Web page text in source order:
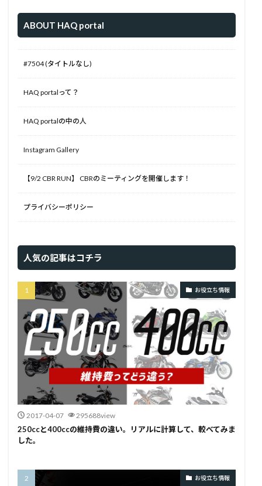
ABOUT HAQ portal
#7504 (タイトルなし)
HAQ portalって？
HAQ portalの中の人
Instagram Gallery
【9/2 CBR RUN】 CBRのミーティングを開催します！
プライバシーポリシー
人気の記事はコチラ
お役立ち情報
2017-04-07 295688view
250ccと400ccの維持費の違い。リアルに計算して、較べてみま
した。
お役立ち情報